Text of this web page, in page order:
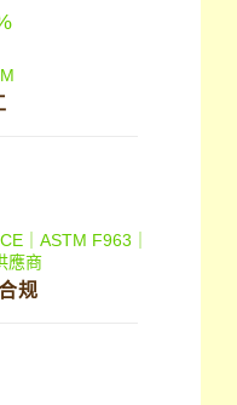
｜ASTM F963｜
應商
规